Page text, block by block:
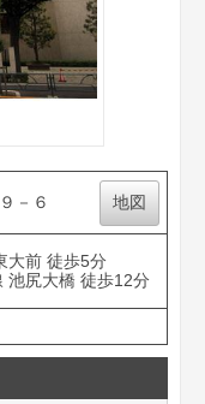
－６ 地図
大前 徒歩5分
池尻大橋 徒歩12分